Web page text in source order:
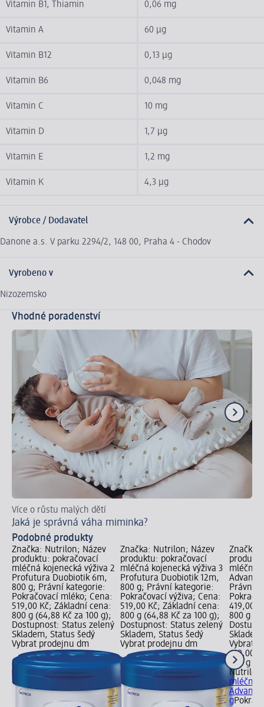
Vitamin B1, Thiamin 0,06 mg
Vitamin A 60 µg
Vitamin B12 0,13 µg
Vitamin B6 0,048 mg
Vitamin C 10 mg
Vitamin D 1,7 µg
Vitamin E 1,2 mg
Vitamin K 4,3 µg
Výrobce / Dodavatel
Danone a.s. V parku 2294/2, 148 00, Praha 4 - Chodov
Vyrobeno v
Nizozemsko
Vhodné poradenství
Více o růstu malých dětí
Jaká je správná váha miminka?
Podobné produkty
Značka: Nutrilon; Název
produktu: pokračovací
mléčná kojenecká výživa 2
Profutura Duobiotik 6m,
800 g; Právní kategorie:
Pokračovací mléko; Cena:
519,00 Kč; Základní cena:
800 g (64,88 Kč za 100 g);
Dostupnost: Status zelený
Skladem, Status šedý
Vybrat prodejnu dm
Značka: Nutrilon; Název
produktu: pokračovací
mléčná kojenecká výživa 3
Profutura Duobiotik 12m,
800 g; Právní kategorie:
Pokračovací výživa; Cena:
519,00 Kč; Základní cena:
800 g (64,88 Kč za 100 g);
Dostupnost: Status zelený
Skladem, Status šedý
Vybrat prodejnu dm
Značka:
mléčná
Právní
419,00
800 g
Vybrat
419,00
800 g
Nutrilon
mléčná
g